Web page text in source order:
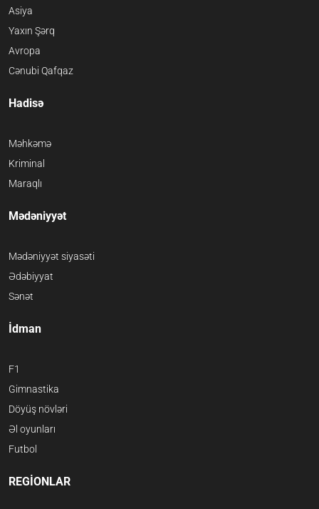
Asiya
Yaxın Şərq
Avropa
Cənubi Qafqaz
Hadisə
Məhkəmə
Kriminal
Maraqlı
Mədəniyyət
Mədəniyyət siyasəti
Ədəbiyyat
Sənət
İdman
F1
Gimnastika
Döyüş növləri
Əl oyunları
Futbol
REGİONLAR